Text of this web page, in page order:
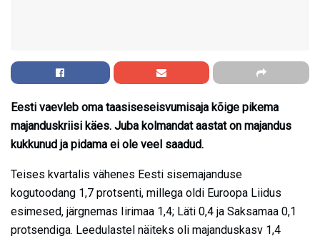
Eesti vaevleb oma taasiseseisvumisaja kõige pikema
majanduskriisi käes. Juba kolmandat aastat on majandus
kukkunud ja pidama ei ole veel saadud.
Teises kvartalis vähenes Eesti sisemajanduse
kogutoodang 1,7 protsenti, millega oldi Euroopa Liidus
esimesed, järgnemas Iirimaa 1,4; Läti 0,4 ja Saksamaa 0,1
protsendiga. Leedulastel näiteks oli majanduskasv 1,4